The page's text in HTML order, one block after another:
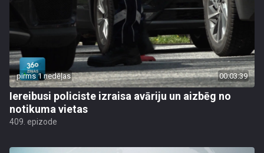
pirms 1 nedēļas 00:03:39
Iereibusi policiste izraisa avāriju un aizbēg no
notikuma vietas
409. epizode